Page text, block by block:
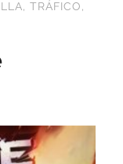
, TRÁFICO,